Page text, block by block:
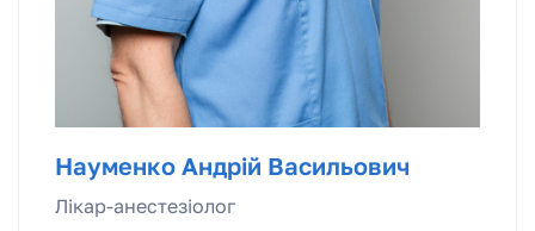
Науменко Андрій Васильович
Лікар-анестезiолог